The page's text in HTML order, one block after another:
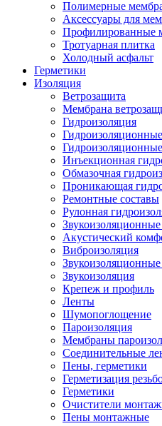
Полимерные
Аксессуары для
Профилированные
Тротуарная плитка
Холодный асфальт
Герметики
Изоляция
Ветрозащита
Мембрана
Гидроизоляция
Инъекционная
Обмазочная
Проникающая
Ремонтные составы
Рулонная
Акустический
Виброизоляция
Звукоизоляция
Крепеж и профиль
Ленты
Шумопоглощение
Пароизоляция
Мембраны
Соединительные
Пены, герметики
Герметизация
Герметики
Очистители
Пены монтажные